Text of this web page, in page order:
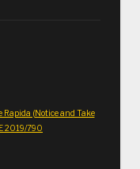
Rapida (Notice and Take
2019/790